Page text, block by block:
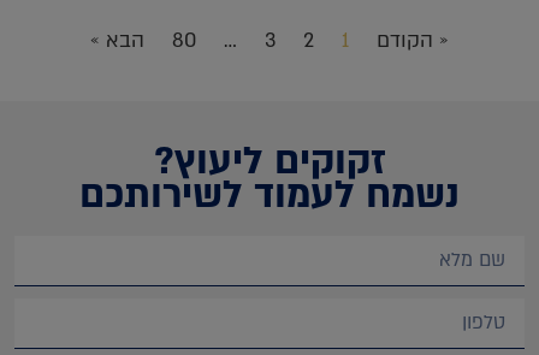
« הקודם 1
2
3
…
80 הבא »
זקוקים ליעוץ?
נשמח לעמוד לשירותכם